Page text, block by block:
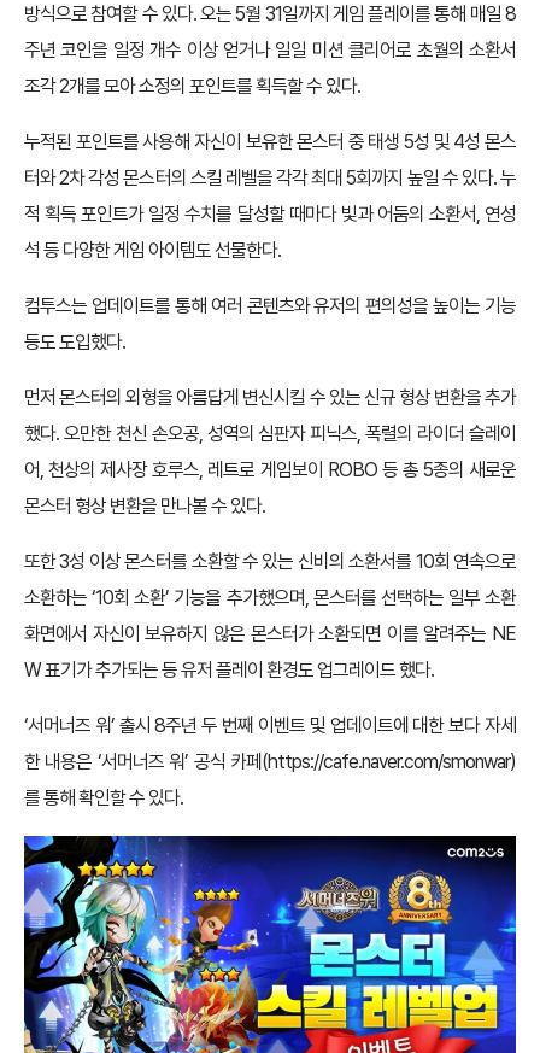
방식으로 참여할 수 있다. 오는 5월 31일까지 게임 플레이를 통해 매일 8
주년 코인을 일정 개수 이상 얻거나 일일 미션 클리어로 초월의 소환서
조각 2개를 모아 소정의 포인트를 획득할 수 있다.
누적된 포인트를 사용해 자신이 보유한 몬스터 중 태생 5성 및 4성 몬스
터와 2차 각성 몬스터의 스킬 레벨을 각각 최대 5회까지 높일 수 있다. 누
적 획득 포인트가 일정 수치를 달성할 때마다 빛과 어둠의 소환서, 연성
석 등 다양한 게임 아이템도 선물한다.
컴투스는 업데이트를 통해 여러 콘텐츠와 유저의 편의성을 높이는 기능
등도 도입했다.
먼저 몬스터의 외형을 아름답게 변신시킬 수 있는 신규 형상 변환을 추가
했다. 오만한 천신 손오공, 성역의 심판자 피닉스, 폭렬의 라이더 슬레이
어, 천상의 제사장 호루스, 레트로 게임보이 ROBO 등 총 5종의 새로운
몬스터 형상 변환을 만나볼 수 있다.
또한 3성 이상 몬스터를 소환할 수 있는 신비의 소환서를 10회 연속으로
소환하는 ‘10회 소환’ 기능을 추가했으며, 몬스터를 선택하는 일부 소환
화면에서 자신이 보유하지 않은 몬스터가 소환되면 이를 알려주는 NE
W 표기가 추가되는 등 유저 플레이 환경도 업그레이드 했다.
‘서머너즈 워’ 출시 8주년 두 번째 이벤트 및 업데이트에 대한 보다 자세
한 내용은 ‘서머너즈 워’ 공식 카페(https://cafe.naver.com/smonwar)
를 통해 확인할 수 있다.